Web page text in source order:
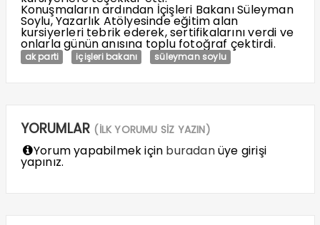
Konuşmaların ardından İçişleri Bakanı Süleyman
Soylu, Yazarlık Atölyesinde eğitim alan
kursiyerleri tebrik ederek, sertifikalarını verdi ve
onlarla günün anısına toplu fotoğraf çektirdi.
ak parti içişleri bakanı süleyman soylu
YORUMLAR (İLK YORUMU SİZ YAZIN)
Yorum yapabilmek için buradanüye girişi
yapınız.